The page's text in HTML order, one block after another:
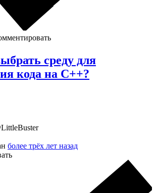
среду для
кода на С++?
более трёх лет назад